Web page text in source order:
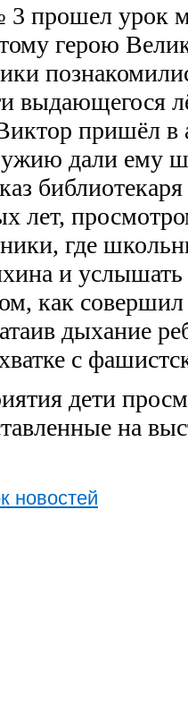
прошел урок
герою
выдающегося
пришёл в
дали ему
библиотекаря
лет,
где
и услышать
как
дыхание
с
дети
на
новостей